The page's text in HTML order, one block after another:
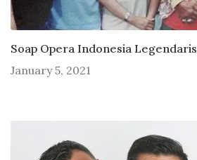
Soap Opera Indonesia Legendaris
January 5, 2021